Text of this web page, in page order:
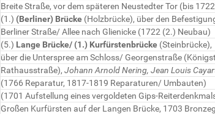
Breite Straße, vor dem späteren Neustedter Tor (bis
(1.) (Berliner) Brücke (Holzbrücke), über den
Berliner Straße/ Allee nach Glienicke (1722 (2.) Neubau)
(5.) Lange Brücke/ (1.) Kurfürstenbrücke (Steinbrücke),
über die Unterspree am Schloss/ Georgenstraße
Rathausstraße), Johann Arnold Nering, Jean Louis
(1766 Reparatur, 1817-1819 Reparaturen/ Umbauten)
(1701 Aufstellung eines vergoldeten Gips-
Großen Kurfürsten auf der Langen Brücke, 1703